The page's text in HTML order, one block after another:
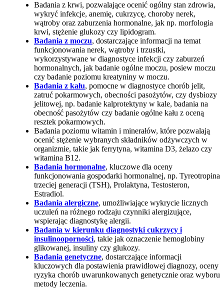
Badania z krwi, pozwalające ocenić ogólny stan zdrowia,
wykryć infekcje, anemię, cukrzycę, choroby nerek,
wątroby oraz zaburzenia hormonalne, jak np. morfologia
krwi, stężenie glukozy czy lipidogram.
Badania z moczu, dostarczające informacji na temat
funkcjonowania nerek, wątroby i trzustki,
wykorzystywane w diagnostyce infekcji czy zaburzeń
hormonalnych, jak badanie ogólne moczu, posiew moczu
czy badanie poziomu kreatyniny w moczu.
Badania z kału, pomocne w diagnostyce chorób jelit,
zatruć pokarmowych, obecności pasożytów, czy dysbiozy
jelitowej, np. badanie kalprotektyny w kale, badania na
obecność pasożytów czy badanie ogólne kału z oceną
resztek pokarmowych.
Badania poziomu witamin i minerałów, które pozwalają
ocenić stężenie wybranych składników odżywczych w
organizmie, takie jak ferrytyna, witamina D3, żelazo czy
witamina B12.
Badania hormonalne, kluczowe dla oceny
funkcjonowania gospodarki hormonalnej, np. Tyreotropina
trzeciej generacji (TSH), Prolaktyna, Testosteron,
Estradiol.
Badania alergiczne, umożliwiające wykrycie licznych
uczuleń na różnego rodzaju czynniki alergizujące,
wspierając diagnostykę alergii.
Badania w kierunku diagnostyki cukrzycy i
insulinooporności, takie jak oznaczenie hemoglobiny
glikowanej, insuliny czy glukozy.
Badania genetyczne, dostarczające informacji
kluczowych dla postawienia prawidłowej diagnozy, oceny
ryzyka chorób uwarunkowanych genetycznie oraz wyboru
metody leczenia.